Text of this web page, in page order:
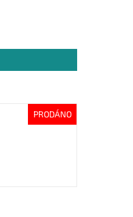
PRODÁNO